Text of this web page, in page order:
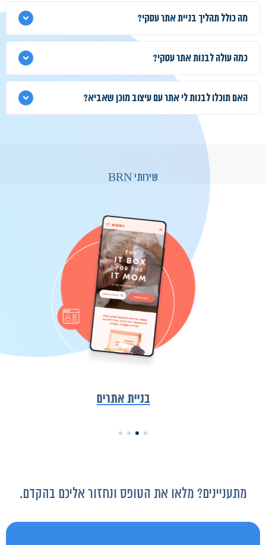
מה כולל תהליך בניית אתר עסקי?
כמה עולה לבנות אתר עסקי?
האם תוכלו לבנות לי אתר עם עיצוב מוכן שאביא?
שירותי BRN
בניית אתרים
מתעניינים? מלאו את הטופס ונחזור אליכם בהקדם.